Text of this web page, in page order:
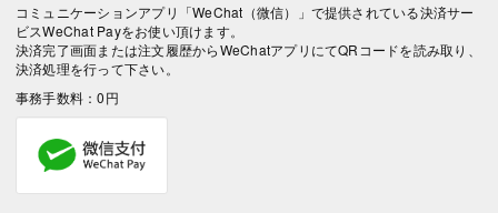
コミュニケーションアプリ「WeChat（微信）」で提供されている決済サー
ビスWeChat Payをお使い頂けます。
決済完了画面または注文履歴からWeChatアプリにてQRコードを読み取り、
決済処理を行って下さい。
事務手数料：0円